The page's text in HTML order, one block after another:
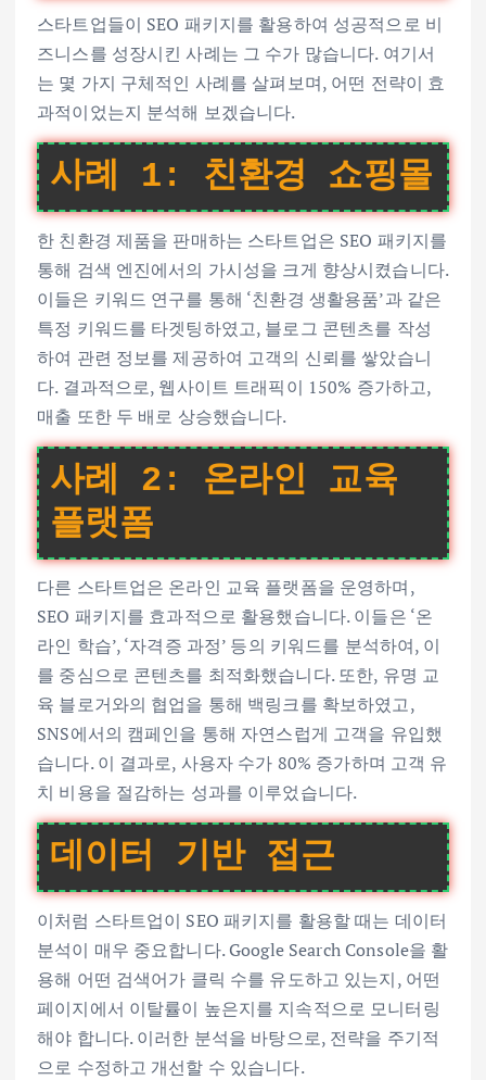
스타트업들이 SEO 패키지를 활용하여 성공적으로 비
즈니스를 성장시킨 사례는 그 수가 많습니다. 여기서
는 몇 가지 구체적인 사례를 살펴보며, 어떤 전략이 효
과적이었는지 분석해 보겠습니다.
사례 1: 친환경 쇼핑몰
한 친환경 제품을 판매하는 스타트업은 SEO 패키지를
통해 검색 엔진에서의 가시성을 크게 향상시켰습니다.
이들은 키워드 연구를 통해 ‘친환경 생활용품’과 같은
특정 키워드를 타겟팅하였고, 블로그 콘텐츠를 작성
하여 관련 정보를 제공하여 고객의 신뢰를 쌓았습니
다. 결과적으로, 웹사이트 트래픽이 150% 증가하고,
매출 또한 두 배로 상승했습니다.
사례 2: 온라인 교육
플랫폼
다른 스타트업은 온라인 교육 플랫폼을 운영하며,
SEO 패키지를 효과적으로 활용했습니다. 이들은 ‘온
라인 학습’, ‘자격증 과정’ 등의 키워드를 분석하여, 이
를 중심으로 콘텐츠를 최적화했습니다. 또한, 유명 교
육 블로거와의 협업을 통해 백링크를 확보하였고,
SNS에서의 캠페인을 통해 자연스럽게 고객을 유입했
습니다. 이 결과로, 사용자 수가 80% 증가하며 고객 유
치 비용을 절감하는 성과를 이루었습니다.
데이터 기반 접근
이처럼 스타트업이 SEO 패키지를 활용할 때는 데이터
분석이 매우 중요합니다. Google Search Console을 활
용해 어떤 검색어가 클릭 수를 유도하고 있는지, 어떤
페이지에서 이탈률이 높은지를 지속적으로 모니터링
해야 합니다. 이러한 분석을 바탕으로, 전략을 주기적
으로 수정하고 개선할 수 있습니다.